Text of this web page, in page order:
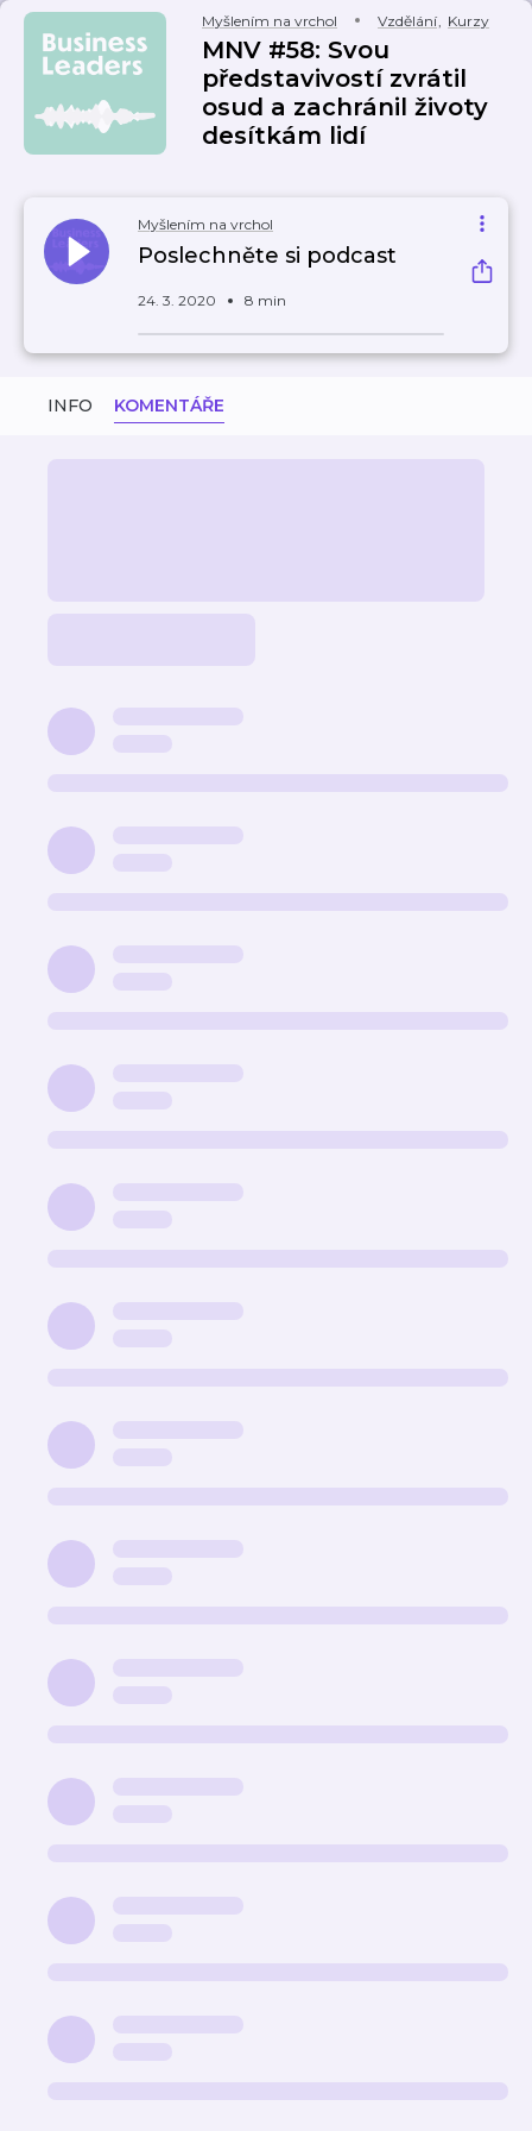
Myšlením na vrchol Vzdělání, Kurzy
MNV #58: Svou
představivostí zvrátil
osud a zachránil životy
desítkám lidí
Myšlením na vrchol
Poslechněte si podcast
24. 3. 2020 8 min
INFO KOMENTÁŘE